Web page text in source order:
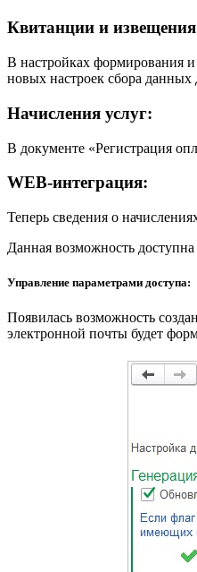
Квитанции и
В настройках формирования
новых настроек сбора
Начисления услуг:
В документе «Регистрация
WEB-интеграция:
Теперь сведения о
Данная возможность
Управление параметрами доступа:
Появилась возможность
электронной почты будет